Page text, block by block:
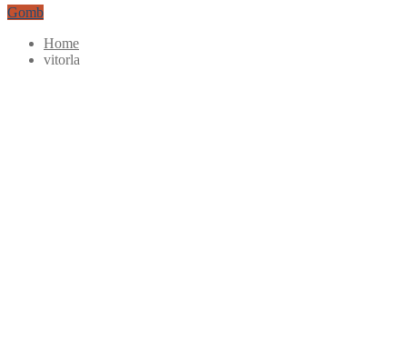
Gomb
Home
vitorla